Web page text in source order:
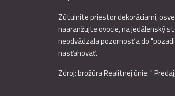
Zútulnite priestor dekoráciami,
naaranžujte ovocie, na jedálenský
neodvádzala pozornosť a do
nasťahovať.
Zdroj: brožúra Realitnej únie: "